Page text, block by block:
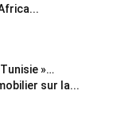
»…
sur la...